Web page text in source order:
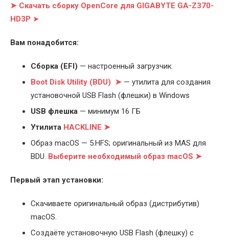
➤ Скачать сборку OpenCore для GIGABYTE GA-Z370-
HD3P ➤
Вам понадобится:
Cборка (EFI) — настроенный загрузчик
Boot Disk Utility (BDU) ➤ — утилита для создания
установочной USB Flash (флешки) в Windows
USB флешка — минимум 16 ГБ
Утилита HACKLINE ➤
Образ macOS — 5.HFS; оригинальный из MAS для
BDU. Выберите необходимый образ macOS ➤
Первый этап установки:
Скачиваете оригинальный образ (дистрибутив)
macOS.
Создаёте установочную USB Flash (флешку) с